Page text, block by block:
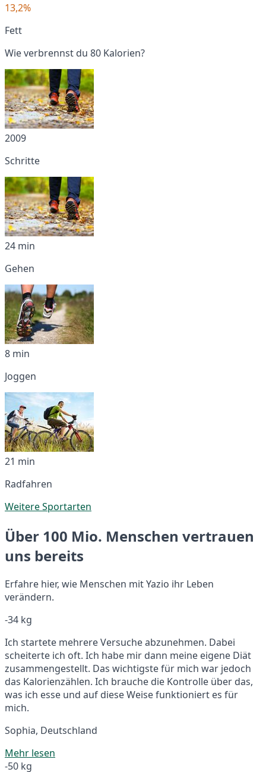
13,2%
Fett
Wie verbrennst du 80 Kalorien?
2009
Schritte
24 min
Gehen
8 min
Joggen
21 min
Radfahren
Weitere Sportarten
Über 100 Mio. Menschen vertrauen
uns bereits
Erfahre hier, wie Menschen mit Yazio ihr Leben
verändern.
-34 kg
Ich startete mehrere Versuche abzunehmen. Dabei
scheiterte ich oft. Ich habe mir dann meine eigene Diät
zusammengestellt. Das wichtigste für mich war jedoch
das Kalorienzählen. Ich brauche die Kontrolle über das,
was ich esse und auf diese Weise funktioniert es für
mich.
Sophia, Deutschland
Mehr lesen
-50 kg